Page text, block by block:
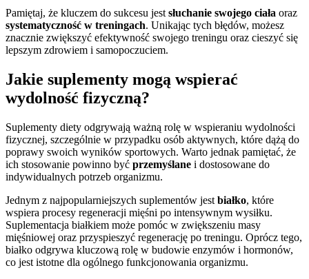
Pamiętaj, że kluczem do sukcesu jestsłuchanie swojego ciała oraz
systematyczność w treningach. Unikając tych błędów, możesz
znacznie zwiększyć efektywność swojego treningu oraz cieszyć się
lepszym zdrowiem i samopoczuciem.
Jakie suplementy mogą wspierać
wydolność fizyczną?
Suplementy diety odgrywają ważną rolę w wspieraniu wydolności
fizycznej, szczególnie w przypadku osób aktywnych, które dążą do
poprawy swoich wyników sportowych. Warto jednak pamiętać, że
ich stosowanie powinno być przemyślane i dostosowane do
indywidualnych potrzeb organizmu.
Jednym z najpopularniejszych suplementów jest białko, które
wspiera procesy regeneracji mięśni po intensywnym wysiłku.
Suplementacja białkiem może pomóc w zwiększeniu masy
mięśniowej oraz przyspieszyć regenerację po treningu. Oprócz tego,
białko odgrywa kluczową rolę w budowie enzymów i hormonów,
co jest istotne dla ogólnego funkcjonowania organizmu.